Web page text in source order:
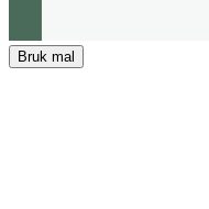
Bruk mal